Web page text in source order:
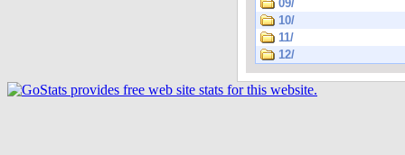
09/
10/
11/
12/